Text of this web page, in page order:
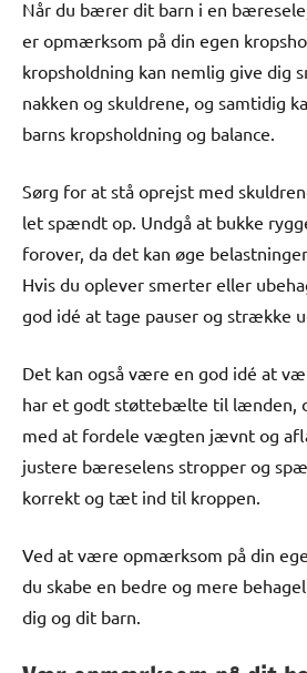
Når du bærer dit barn i en
er opmærksom på din egen
kropsholdning kan nemlig give dig
nakken og skuldrene, og samtidig
barns kropsholdning og balance.
Sørg for at stå oprejst med
let spændt op. Undgå at bukke
forover, da det kan øge
Hvis du oplever smerter eller
god idé at tage pauser og strække
Det kan også være en god idé at
har et godt støttebælte til lænden,
med at fordele vægten jævnt og
justere bæreselens stropper og
korrekt og tæt ind til kroppen.
Ved at være opmærksom på din
du skabe en bedre og mere
dig og dit barn.